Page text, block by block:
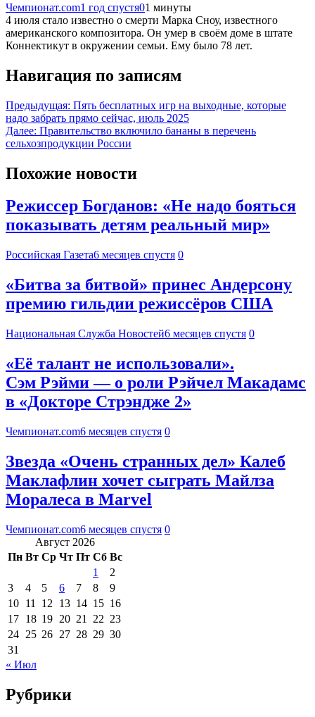
Чемпионат.com1 год спустя01 минуты
4 июля стало известно о смерти Марка Сноу, известного
американского композитора. Он умер в своём доме в штате
Коннектикут в окружении семьи. Ему было 78 лет.
Навигация по записям
Предыдущая: Пять бесплатных игр на выходные, которые
надо забрать прямо сейчас, июль 2025
Далее: Правительство включило бананы в перечень
сельхозпродукции России
Похожие новости
Режиссер Богданов: «Не надо бояться
показывать детям реальный мир»
Российская Газета6 месяцев спустя 0
«Битва за битвой» принес Андерсону
премию гильдии режиссёров США
Национальная Служба Новостей6 месяцев спустя 0
«Её талант не использовали».
Сэм Рэйми — о роли Рэйчел Макадамс
в «Докторе Стрэндже 2»
Чемпионат.com6 месяцев спустя 0
Звезда «Очень странных дел» Калеб
Маклафлин хочет сыграть Майлза
Моралеса в Marvel
Чемпионат.com6 месяцев спустя 0
Август 2026
Пн Вт Ср Чт Пт Сб Вс
1
2
3
4 5 6 7 8
9
10 11 12 13 14 15 16
17 18 19 20 21 22 23
24 25 26 27 28 29 30
31
« Июл
Рубрики